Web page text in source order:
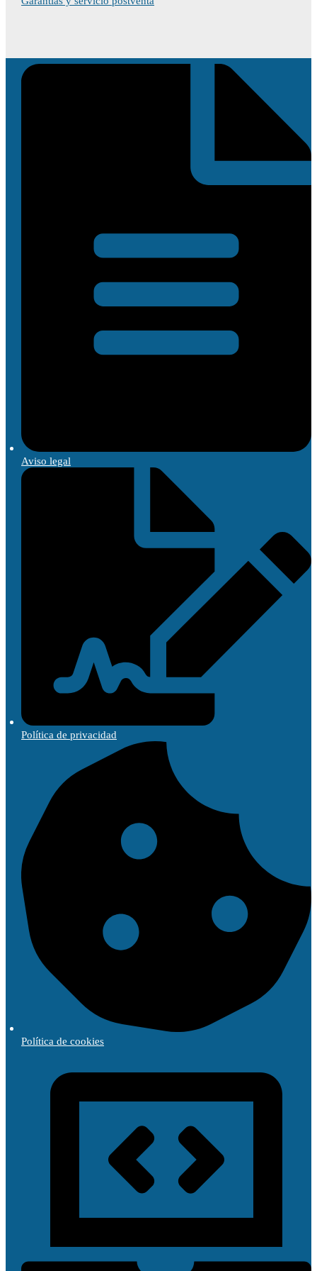
Aviso legal
Política de privacidad
Política de cookies